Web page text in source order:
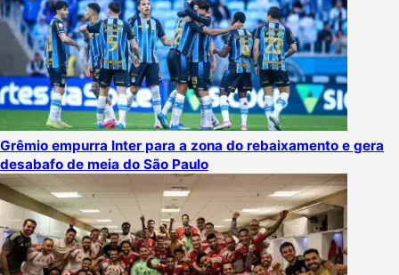
Grêmio empurra Inter para a zona do rebaixamento e gera
desabafo de meia do São Paulo